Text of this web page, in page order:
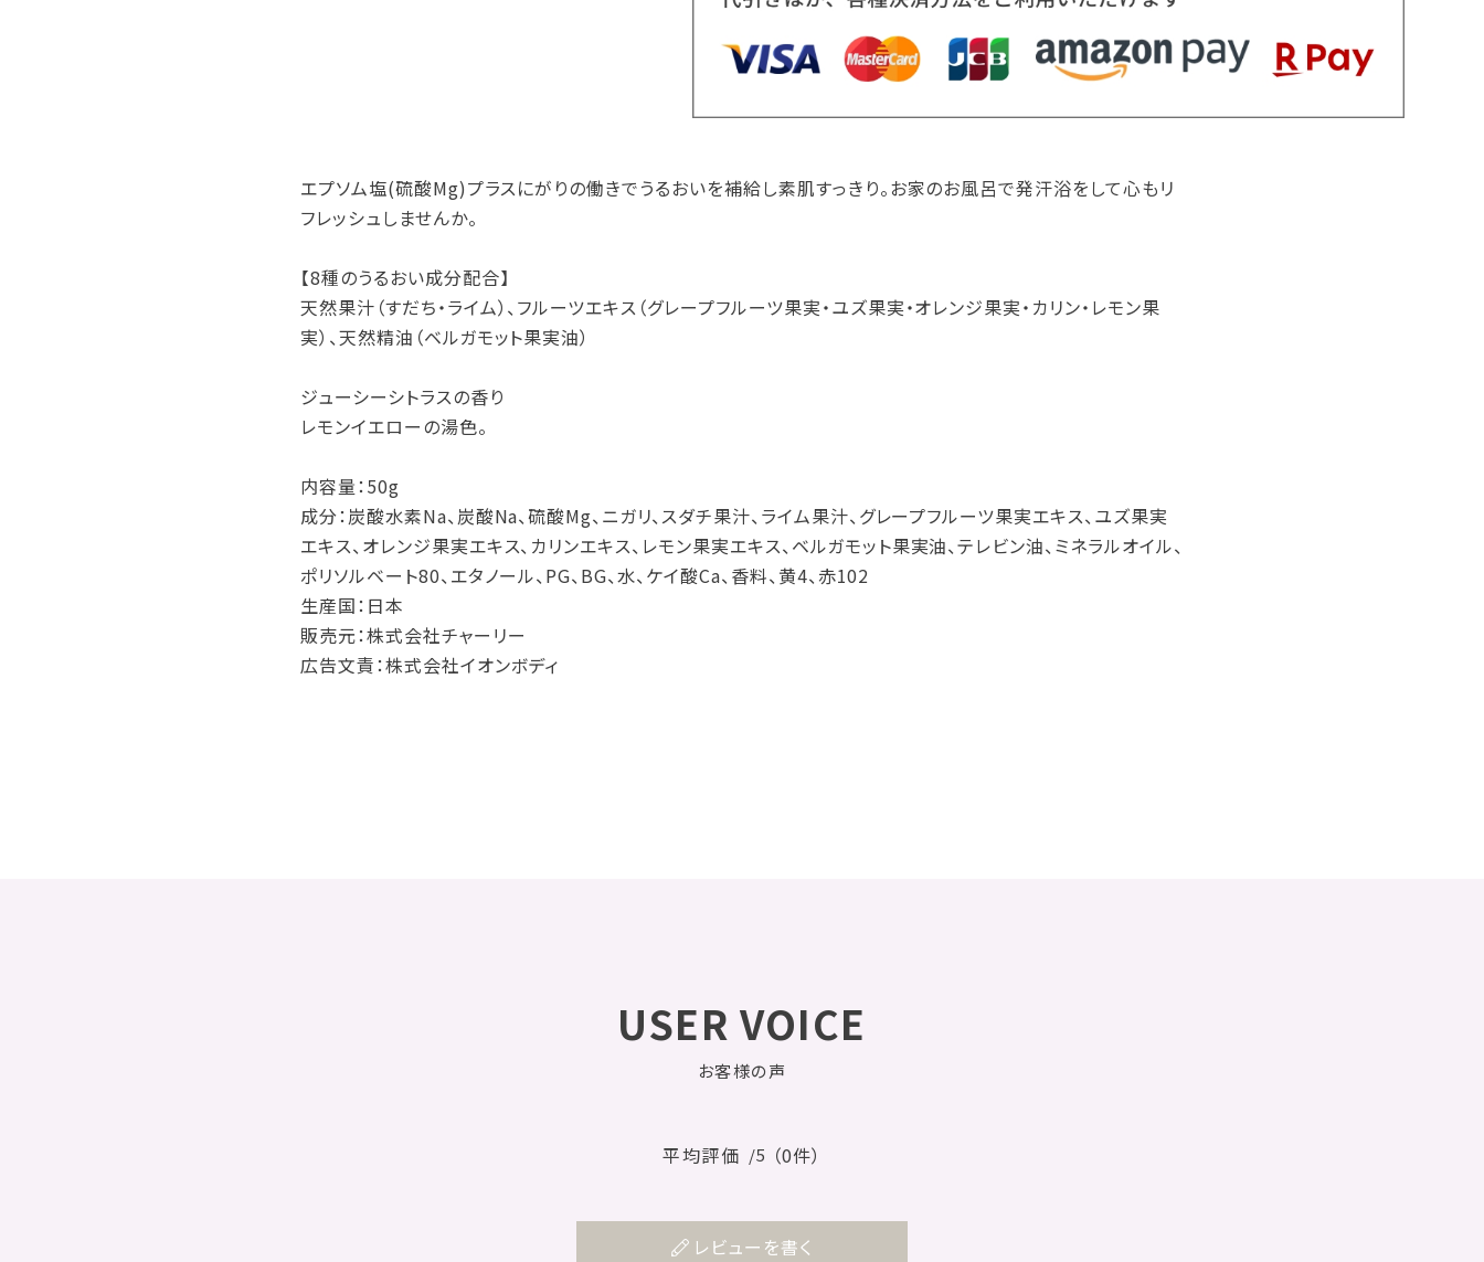
エプソム塩(硫酸Mg)プラスにがりの働きでうるおいを補給し素肌すっきり。お家のお風呂で発汗浴をして心もリ
フレッシュしませんか。
【8種のうるおい成分配合】
天然果汁（すだち・ライム）、フルーツエキス（グレープフルーツ果実・ユズ果実・オレンジ果実・カリン・レモン果
実）、天然精油（ベルガモット果実油）
ジューシーシトラスの香り
レモンイエローの湯色。
内容量：50g
成分：炭酸水素Na、炭酸Na、硫酸Mg、ニガリ、スダチ果汁、ライム果汁、グレープフルーツ果実エキス、ユズ果実
エキス、オレンジ果実エキス、カリンエキス、レモン果実エキス、ベルガモット果実油、テレビン油、ミネラルオイル、
ポリソルベート80、エタノール、PG、BG、水、ケイ酸Ca、香料、黄4、赤102
生産国：日本
販売元：株式会社チャーリー
広告文責：株式会社イオンボディ
USER VOICE
お客様の声
平均評価 /5 （0件）
レビューを書く